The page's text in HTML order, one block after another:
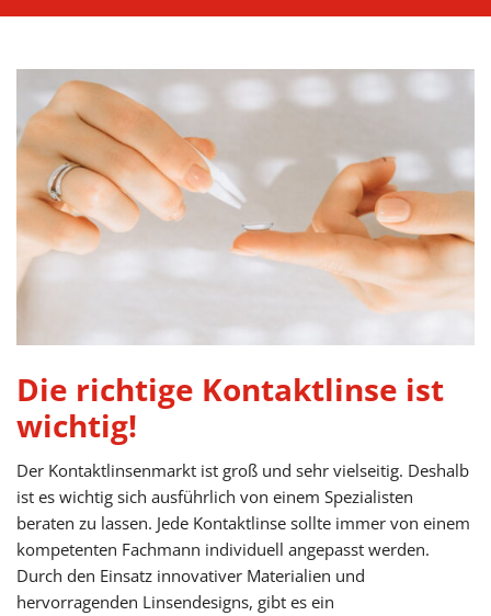
Die richtige Kontaktlinse ist
wichtig!
Der Kontaktlinsenmarkt ist groß und sehr vielseitig. Deshalb
ist es wichtig sich ausführlich von einem Spezialisten
beraten zu lassen. Jede Kontaktlinse sollte immer von einem
kompetenten Fachmann individuell angepasst werden.
Durch den Einsatz innovativer Materialien und
hervorragenden Linsendesigns, gibt es ein